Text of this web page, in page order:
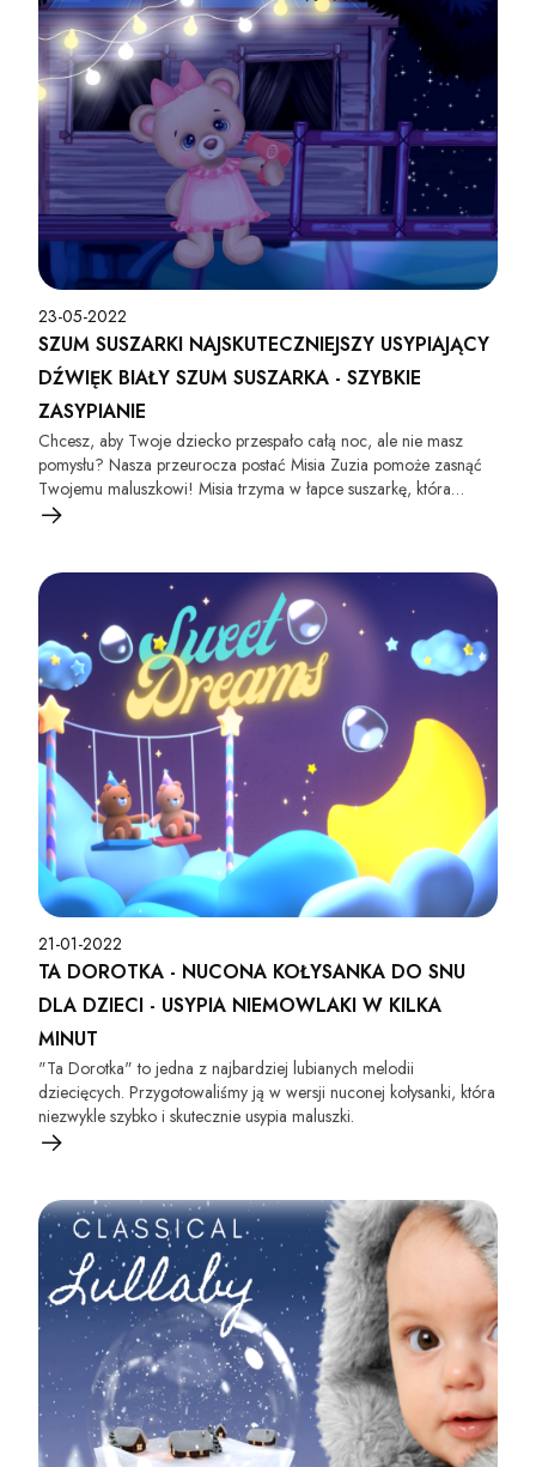
23-05-2022
SZUM SUSZARKI NAJSKUTECZNIEJSZY USYPIAJĄCY
DŹWIĘK BIAŁY SZUM SUSZARKA - SZYBKIE
ZASYPIANIE
Chcesz, aby Twoje dziecko przespało całą noc, ale nie masz
pomysłu? Nasza przeurocza postać Misia Zuzia pomoże zasnąć
Twojemu maluszkowi! Misia trzyma w łapce suszarkę, która
wytwarza biały szum do snu dla dzieci! Włącz nasze wideo, a
21-01-2022
TA DOROTKA - NUCONA KOŁYSANKA DO SNU
DLA DZIECI - USYPIA NIEMOWLAKI W KILKA
MINUT
"Ta Dorotka" to jedna z najbardziej lubianych melodii
dziecięcych. Przygotowaliśmy ją w wersji nuconej kołysanki, która
niezwykle szybko i skutecznie usypia maluszki.